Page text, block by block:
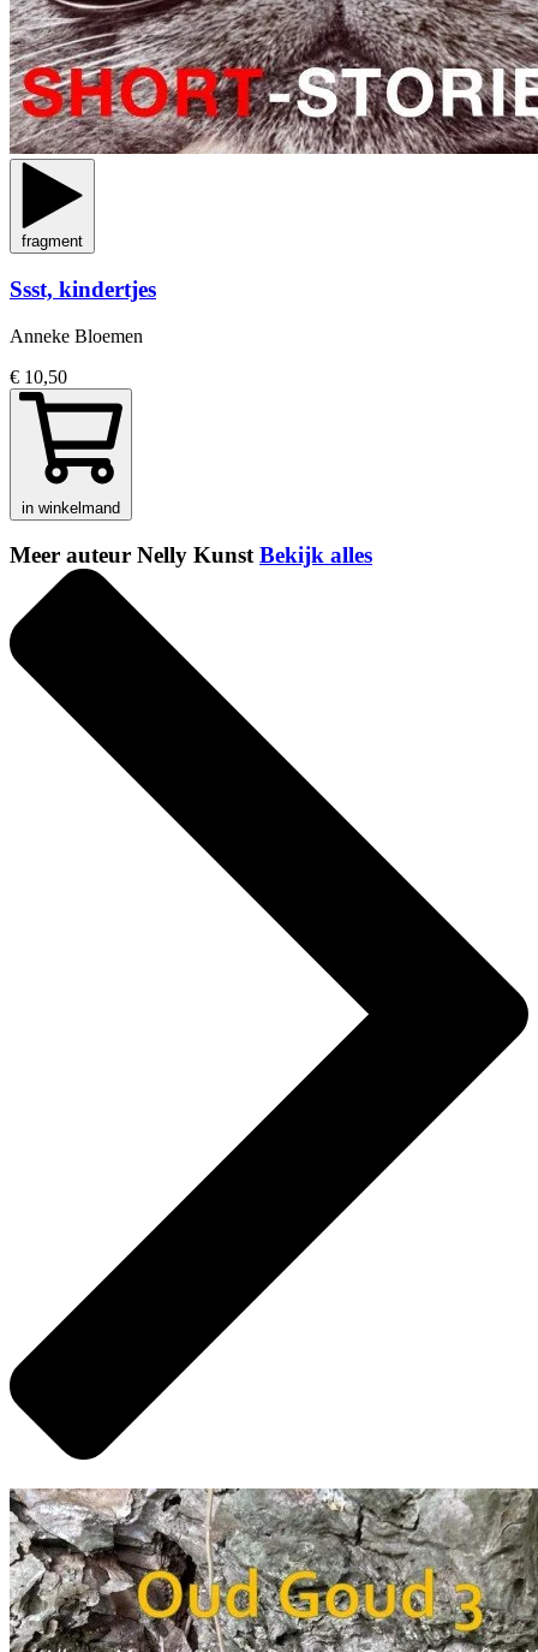
fragment
Ssst, kindertjes
Anneke Bloemen
€ 10,50
in winkelmand
Meer auteur Nelly KunstBekijk alles